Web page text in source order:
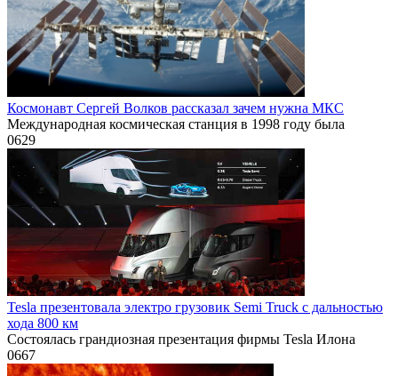
Космонавт Сергей Волков рассказал зачем нужна МКС
Международная космическая станция в 1998 году была
0629
Tesla презентовала электро грузовик Semi Truck с дальностью
хода 800 км
Состоялась грандиозная презентация фирмы Tesla Илона
0667